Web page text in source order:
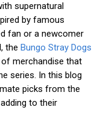
supernatural
by famous
fan or a newcomer
the Bungo Stray Dogs
merchandise that
series. In this blog
picks from the
to their